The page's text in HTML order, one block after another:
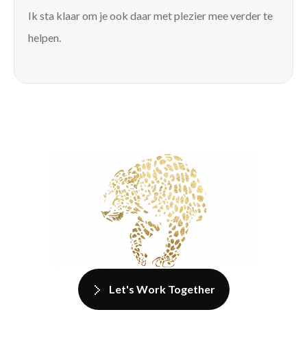
Ik sta klaar om je ook daar met plezier mee verder te
helpen.
Let's Work Together